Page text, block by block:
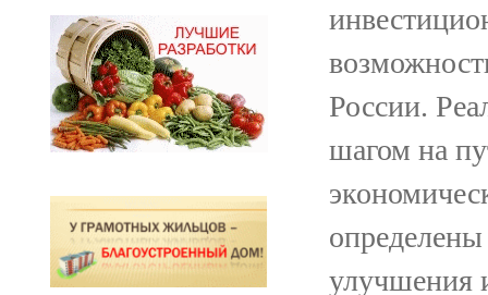
России.
шагом на
улучшения